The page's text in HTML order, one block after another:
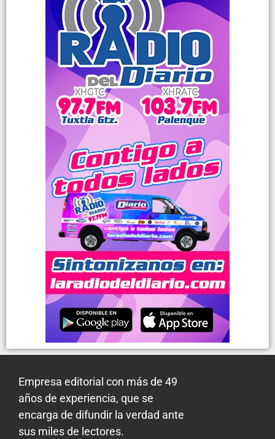
Empresa editorial con más de 49
años de experiencia, que se
encarga de difundir la verdad ante
sus miles de lectores.